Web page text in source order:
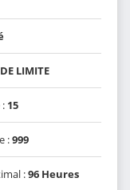
LIMITE
15
:999
:96 Heures